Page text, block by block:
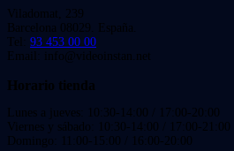
Viladomat, 239
Barcelona 08029. España.
Tel: 93 453 00 00
Email: info@videoinstan.net
Horario tienda
Lunes a jueves: 10:30-14:00 / 17:00-20:00
Viernes y sábado: 10:30-14:00 / 17:00-21:00
Domingo: 11:00-15:00 / 16:00-20:00